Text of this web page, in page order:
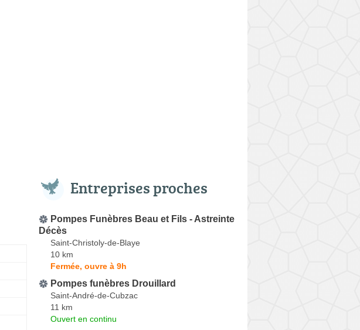
Entreprises proches
Pompes Funèbres Beau et Fils - Astreinte
Décès
Saint-Christoly-de-Blaye
10 km
Fermée, ouvre à 9h
Pompes funèbres Drouillard
Saint-André-de-Cubzac
11 km
Ouvert en continu